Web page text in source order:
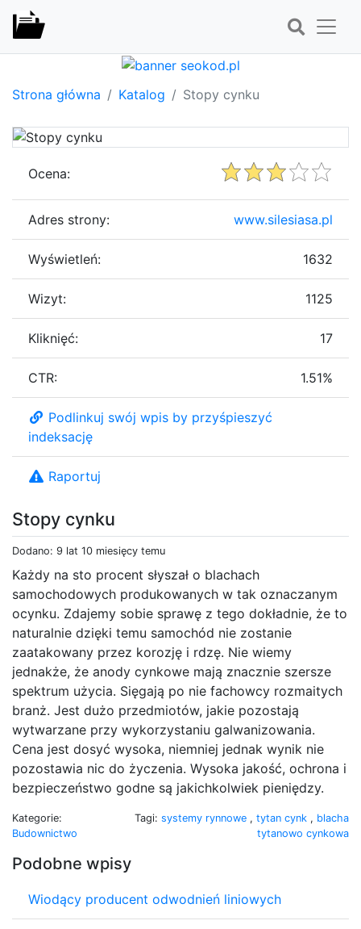
Strona główna Katalog Stopy cynku
Stopy cynku
Dodano: 9 lat 10 miesięcy temu
Każdy na sto procent słyszał o blachach
samochodowych produkowanych w tak oznaczanym
ocynku. Zdajemy sobie sprawę z tego dokładnie, że to
naturalnie dzięki temu samochód nie zostanie
zaatakowany przez korozję i rdzę. Nie wiemy
jednakże, że anody cynkowe mają znacznie szersze
spektrum użycia. Sięgają po nie fachowcy rozmaitych
branż. Jest dużo przedmiotów, jakie pozostają
wytwarzane przy wykorzystaniu galwanizowania.
Cena jest dosyć wysoka, niemniej jednak wynik nie
pozostawia nic do życzenia. Wysoka jakość, ochrona i
bezpieczeństwo godne są jakichkolwiek pieniędzy.
Kategorie:
Budownictwo
Tagi: systemy rynnowe , tytan cynk , blacha
tytanowo cynkowa
Podobne wpisy
Wiodący producent odwodnień liniowych
Ocena:
Adres strony: www.silesiasa.pl
Wyświetleń: 1632
Wizyt: 1125
Kliknięć: 17
CTR: 1.51%
Podlinkuj swój wpis by przyśpieszyć
indeksację
Raportuj